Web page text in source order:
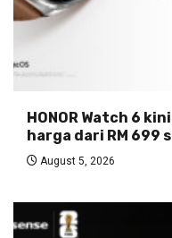
HONOR Watch 6
harga dari RM 699
August 5, 2026